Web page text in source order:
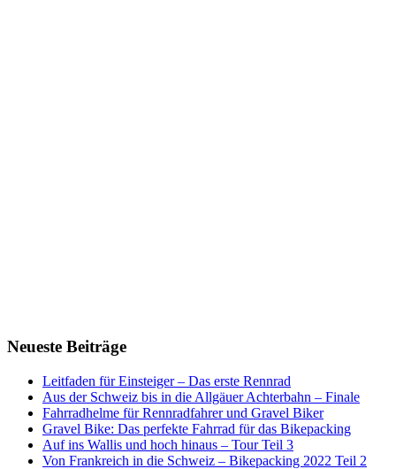
Neueste Beiträge
Leitfaden für Einsteiger – Das erste Rennrad
Aus der Schweiz bis in die Allgäuer Achterbahn – Finale
Fahrradhelme für Rennradfahrer und Gravel Biker
Gravel Bike: Das perfekte Fahrrad für das Bikepacking
Auf ins Wallis und hoch hinaus – Tour Teil 3
Von Frankreich in die Schweiz – Bikepacking 2022 Teil 2